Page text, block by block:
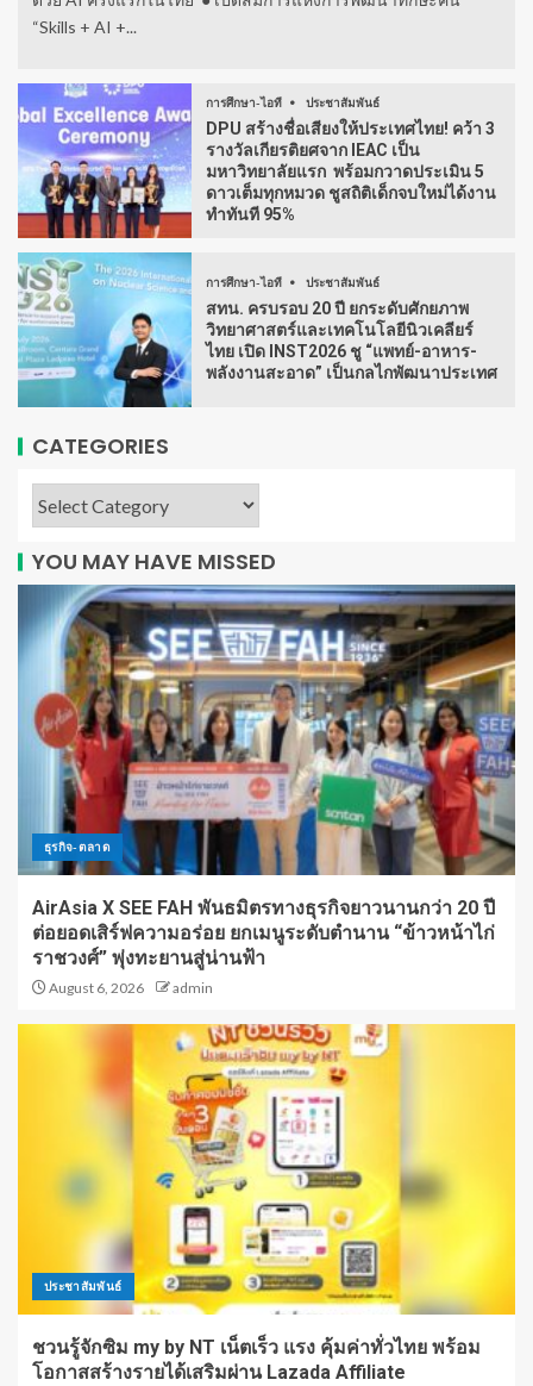
“Skills + AI +...
การศึกษา-ไอที ประชาสัมพันธ์
DPU สร้างชื่อเสียงให้ประเทศไทย! คว้า 3
รางวัลเกียรติยศจาก IEAC เป็น
มหาวิทยาลัยแรก พร้อมกวาดประเมิน 5
ดาวเต็มทุกหมวด ชูสถิติเด็กจบใหม่ได้งาน
ทำทันที 95%
การศึกษา-ไอที ประชาสัมพันธ์
สทน. ครบรอบ 20 ปี ยกระดับศักยภาพ
วิทยาศาสตร์และเทคโนโลยีนิวเคลียร์
ไทย เปิด INST2026 ชู “แพทย์-อาหาร-
พลังงานสะอาด” เป็นกลไกพัฒนาประเทศ
CATEGORIES
YOU MAY HAVE MISSED
ธุรกิจ-ตลาด
AirAsia X SEE FAH พันธมิตรทางธุรกิจยาวนานกว่า 20 ปี
ต่อยอดเสิร์ฟความอร่อย ยกเมนูระดับตำนาน “ข้าวหน้าไก่
ราชวงศ์” พุ่งทะยานสู่น่านฟ้า
August 6, 2026 admin
ประชาสัมพันธ์
ชวนรู้จักซิม my by NT เน็ตเร็ว แรง คุ้มค่าทั่วไทย พร้อม
โอกาสสร้างรายได้เสริมผ่าน Lazada Affiliate